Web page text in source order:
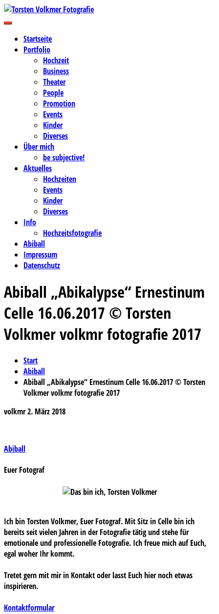
Zum
Inhalt
Torsten Volkmer Fotografie
Business-, Portrait- und Hochzeitsfotografie
Startseite
Portfolio
Hochzeit
Business
Theater
People
Promotion
Events
Kinder
Diverses
Über mich
be subjective!
Aktuelles
Hochzeiten
Events
Kinder
Diverses
Info
Hochzeitsfotografie
Abiball
Impressum
Datenschutz
Abiball „Abikalypse“ Ernestinum
Celle 16.06.2017 © Torsten
Volkmer volkmr fotografie 2017
Start
Abiball
Abiball „Abikalypse“ Ernestinum Celle 16.06.2017 © Torsten
Volkmer volkmr fotografie 2017
volkmr2. März 2018
Beitragsnavigation
Abiball
Euer Fotograf
Ich bin Torsten Volkmer, Euer Fotograf. Mit Sitz in Celle bin ich
bereits seit vielen Jahren in der Fotografie tätig und stehe für
emotionale und professionelle Fotografie. Ich freue mich auf Euch,
egal woher Ihr kommt.
Tretet gern mit mir in Kontakt oder lasst Euch hier noch etwas
inspirieren.
Kontaktformular